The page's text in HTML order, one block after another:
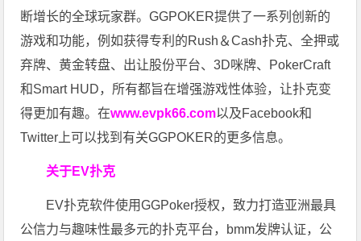
断增长的全球玩家群。GGPOKER提供了一系列创新的
游戏和功能，例如获得专利的Rush＆Cash扑克、全押或
弃牌、黄金转盘、出让股份平台、3D咪牌、PokerCraft
和Smart HUD，所有都旨在增强游戏性体验，让扑克变
得更加有趣。在www.evpk66.com以及Facebook和
Twitter上可以找到有关GGPOKER的更多信息。
关于EV扑克
EV扑克软件使用GGPoker授权，致力打造亚洲最具
公信力与趣味性最多元的扑克平台，bmm发牌认证，公